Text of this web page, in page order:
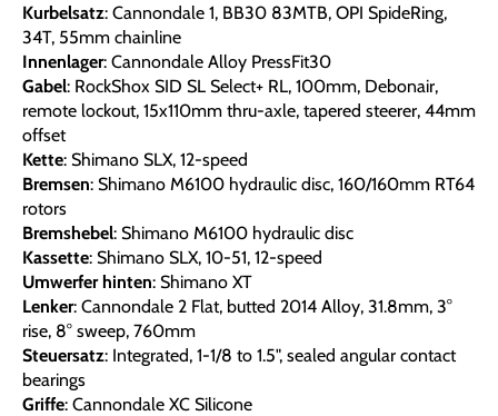
Kurbelsatz: Cannondale 1, BB30 83MTB, OPI SpideRing,
34T, 55mm chainline
Innenlager: Cannondale Alloy PressFit30
Gabel: RockShox SID SL Select+ RL, 100mm, Debonair,
remote lockout, 15x110mm thru-axle, tapered steerer, 44mm
offset
Kette: Shimano SLX, 12-speed
Bremsen: Shimano M6100 hydraulic disc, 160/160mm RT64
rotors
Bremshebel: Shimano M6100 hydraulic disc
Kassette: Shimano SLX, 10-51, 12-speed
Umwerfer hinten: Shimano XT
Lenker: Cannondale 2 Flat, butted 2014 Alloy, 31.8mm, 3°
rise, 8° sweep, 760mm
Steuersatz: Integrated, 1-1/8 to 1.5", sealed angular contact
bearings
Griffe: Cannondale XC Silicone